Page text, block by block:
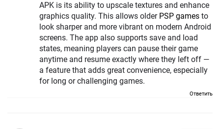
APK is its ability to upscale textures and enhance
graphics quality. This allows older PSP games to
look sharper and more vibrant on modern Android
screens. The app also supports save and load
states, meaning players can pause their game
anytime and resume exactly where they left off —
a feature that adds great convenience, especially
for long or challenging games.
Ответить